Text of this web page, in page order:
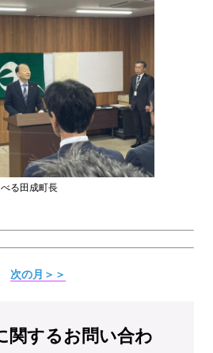
成町長
次の月＞＞
関するお問い合わ